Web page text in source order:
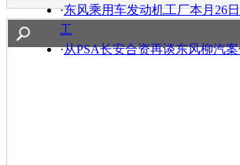
·东风乘用车发动机工厂本月26
工
·从PSA长安合资再谈东风柳汽